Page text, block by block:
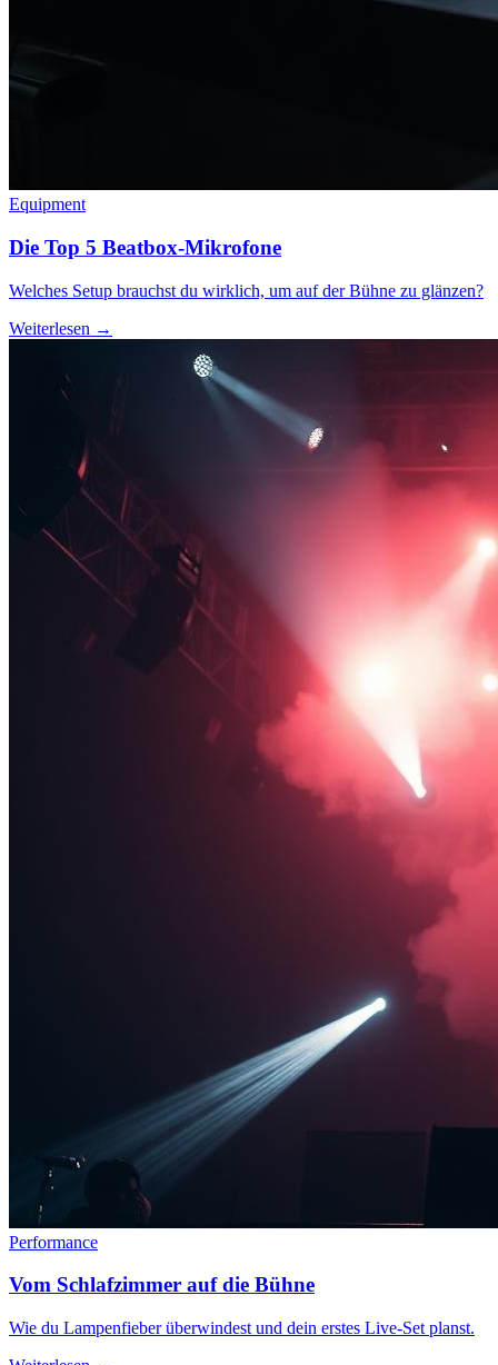
Equipment
Die Top 5 Beatbox-Mikrofone
Welches Setup brauchst du wirklich, um auf der Bühne zu glänzen?
Weiterlesen →
Performance
Vom Schlafzimmer auf die Bühne
Wie du Lampenfieber überwindest und dein erstes Live-Set planst.